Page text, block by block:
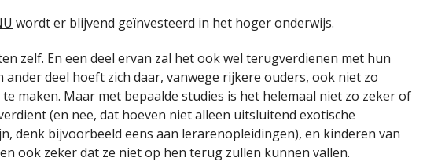
wordt er blijvend geïnvesteerd in het hoger onderwijs.
zelf. En een deel ervan zal het ook wel terugverdienen met hun
ander deel hoeft zich daar, vanwege rijkere ouders, ook niet zo
maken. Maar met bepaalde studies is het helemaal niet zo zeker of
(en nee, dat hoeven niet alleen uitsluitend exotische
denk bijvoorbeeld eens aan lerarenopleidingen), en kinderen van
ook zeker dat ze niet op hen terug zullen kunnen vallen.